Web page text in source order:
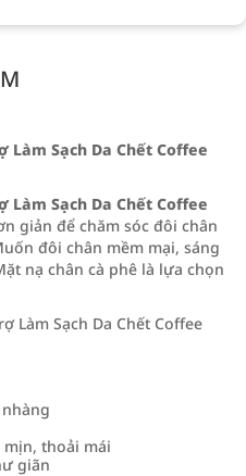
Làm Sạch Da Chết Coffee
Làm Sạch Da Chết Coffee
giản để chăm sóc đôi chân
đôi chân mềm mại, sáng
nạ chân cà phê là lựa chọn
mịn, thoải mái
giãn